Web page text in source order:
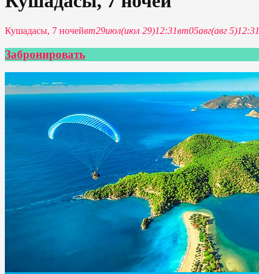
Кушадасы, 7 ночейвт29июл(июл 29)12:31вт05авг(авг 5)12:31
Забронировать